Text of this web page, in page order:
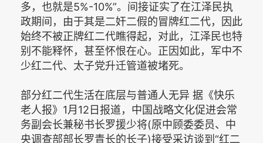
多，也就是5%-10%”。间接证实了在江泽民执
政期间，由于其是二奸二假的冒牌红二代，因此
始终不被正牌红二代瞧得起，对此，江泽民也特
别不能释怀，甚至怀恨在心。正因如此，军中不
少红二代、太子党升迁管道被堵死。
部分红二代生活在底层与普通人无异 据《快乐
老人报》1月12日报道，中国战略文化促进会常
务副会长兼秘书长罗援少将(原中顾委委员、中
央调查部部长罗青长的长子)接受采访谈到“红二